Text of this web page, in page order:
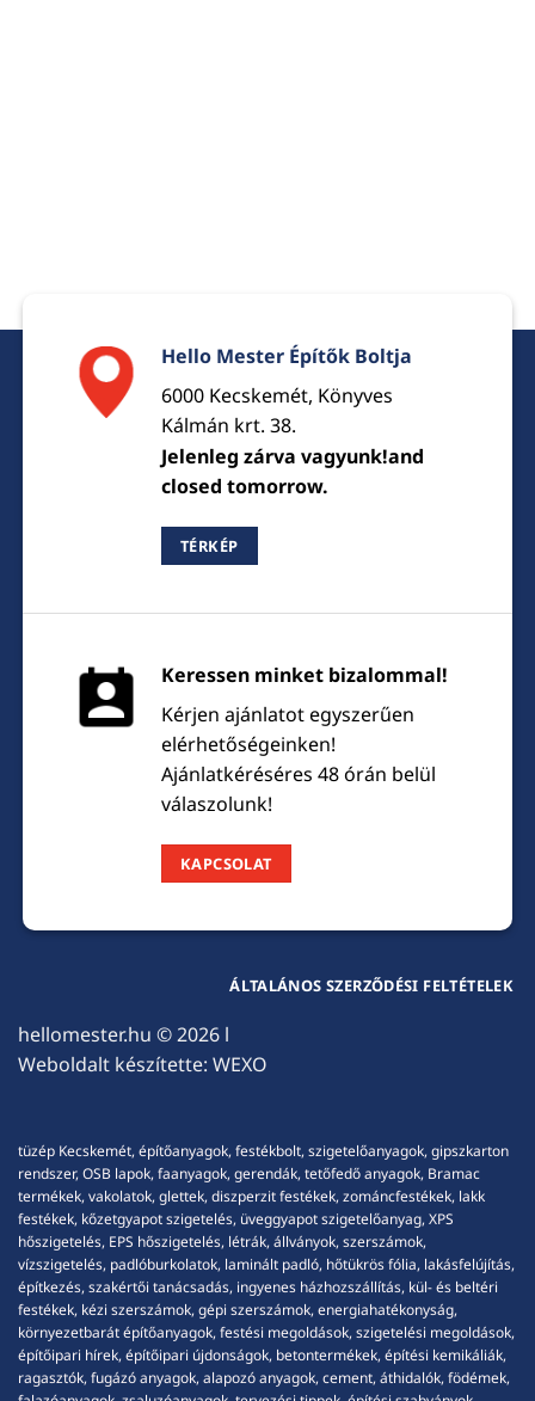
Hello Mester Építők Boltja
6000 Kecskemét, Könyves
Kálmán krt. 38.
Jelenleg zárva vagyunk!and
closed tomorrow.
TÉRKÉP
Keressen minket bizalommal!
Kérjen ajánlatot egyszerűen
elérhetőségeinken!
Ajánlatkéréséres 48 órán belül
válaszolunk!
KAPCSOLAT
hellomester.hu © 2026 l
Weboldalt készítette: WEXO
ÁLTALÁNOS SZERZŐDÉSI FELTÉTELEK
tüzép Kecskemét, építőanyagok, festékbolt, szigetelőanyagok, gipszkarton
rendszer, OSB lapok, faanyagok, gerendák, tetőfedő anyagok, Bramac
termékek, vakolatok, glettek, diszperzit festékek, zománcfestékek, lakk
festékek, kőzetgyapot szigetelés, üveggyapot szigetelőanyag, XPS
hőszigetelés, EPS hőszigetelés, létrák, állványok, szerszámok,
vízszigetelés, padlóburkolatok, laminált padló, hőtükrös fólia, lakásfelújítás,
építkezés, szakértői tanácsadás, ingyenes házhozszállítás, kül- és beltéri
festékek, kézi szerszámok, gépi szerszámok, energiahatékonyság,
környezetbarát építőanyagok, festési megoldások, szigetelési megoldások,
építőipari hírek, építőipari újdonságok, betontermékek, építési kemikáliák,
ragasztók, fugázó anyagok, alapozó anyagok, cement, áthidalók, födémek,